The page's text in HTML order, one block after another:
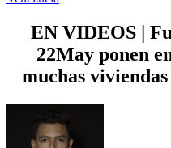
EN VIDEOS |
22May ponen
muchas